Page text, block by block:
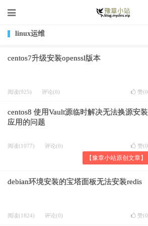
linux运维
centos7升级安装openssl版本
阅读(925) 评论(0) 赞(0
centos8 使用Vault源临时解决无法换源安装
应用的问题
阅读(1077) 评论(0) 赞(0
【豫章小站原创文章】
debian环境安装的宝塔面板无法安装redis
阅读(1824) 评论(0) 赞(0